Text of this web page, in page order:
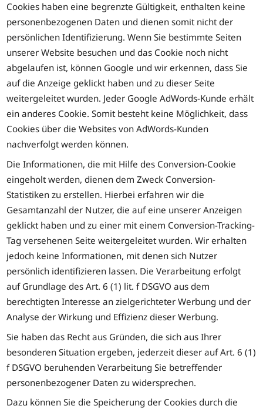
Cookies haben eine begrenzte Gültigkeit, enthalten keine
personenbezogenen Daten und dienen somit nicht der
persönlichen Identifizierung. Wenn Sie bestimmte Seiten
unserer Website besuchen und das Cookie noch nicht
abgelaufen ist, können Google und wir erkennen, dass Sie
auf die Anzeige geklickt haben und zu dieser Seite
weitergeleitet wurden. Jeder Google AdWords-Kunde erhält
ein anderes Cookie. Somit besteht keine Möglichkeit, dass
Cookies über die Websites von AdWords-Kunden
nachverfolgt werden können.
Die Informationen, die mit Hilfe des Conversion-Cookie
eingeholt werden, dienen dem Zweck Conversion-
Statistiken zu erstellen. Hierbei erfahren wir die
Gesamtanzahl der Nutzer, die auf eine unserer Anzeigen
geklickt haben und zu einer mit einem Conversion-Tracking-
Tag versehenen Seite weitergeleitet wurden. Wir erhalten
jedoch keine Informationen, mit denen sich Nutzer
persönlich identifizieren lassen. Die Verarbeitung erfolgt
auf Grundlage des Art. 6 (1) lit. f DSGVO aus dem
berechtigten Interesse an zielgerichteter Werbung und der
Analyse der Wirkung und Effizienz dieser Werbung.
Sie haben das Recht aus Gründen, die sich aus Ihrer
besonderen Situation ergeben, jederzeit dieser auf Art. 6 (1)
f DSGVO beruhenden Verarbeitung Sie betreffender
personenbezogener Daten zu widersprechen.
Dazu können Sie die Speicherung der Cookies durch die